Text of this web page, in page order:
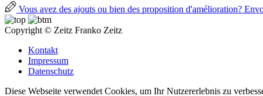
Vous avez des ajouts ou bien des proposition d'amélioration?
Copyright © Zeitz Franko Zeitz
Kontakt
Impressum
Datenschutz
Diese Webseite verwendet Cookies, um Ihr Nutzererlebnis zu